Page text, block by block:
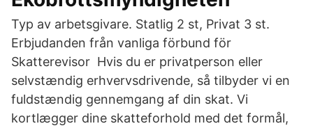
Typ av arbetsgivare. Statlig 2 st, Privat 3 st.
Erbjudanden från vanliga förbund för
Skatterevisor Hvis du er privatperson eller
selvstændig erhvervsdrivende, så tilbyder vi en
fuldstændig gennemgang af din skat. Vi
kortlægger dine skatteforhold med det formål,